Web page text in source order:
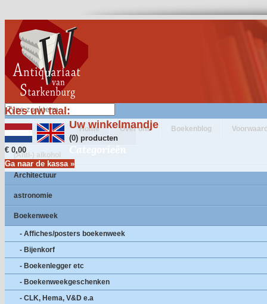
Kies uw taal:
Uw winkelmandje
(0) producten
€ 0,00
Ga naar de kassa »
Home Over ons Boekenblog
Categorieën
(Anti-) alkohol
Architectuur
astronomie
Boekenweek
- Affiches/posters boekenweek
- Bijenkorf
- Boekenlegger etc
- Boekenweekgeschenken
- CLK, Hema, V&D e.a